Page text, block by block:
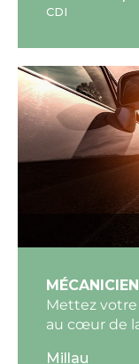
CDI
Mettez
au cœur de
Millau